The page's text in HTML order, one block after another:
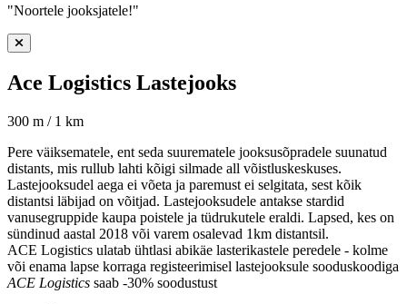
"Noortele jooksjatele!"
Ace Logistics Lastejooks
300 m / 1 km
Pere väiksematele, ent seda suurematele jooksusõpradele suunatud
distants, mis rullub lahti kõigi silmade all võistluskeskuses.
Lastejooksudel aega ei võeta ja paremust ei selgitata, sest kõik
distantsi läbijad on võitjad. Lastejooksudele antakse stardid
vanusegruppide kaupa poistele ja tüdrukutele eraldi. Lapsed, kes on
sündinud aastal 2018 või varem osalevad 1km distantsil.
ACE Logistics ulatab ühtlasi abikäe lasterikastele peredele - kolme
või enama lapse korraga registeerimisel lastejooksule sooduskoodiga
ACE Logistics saab -30% soodustust